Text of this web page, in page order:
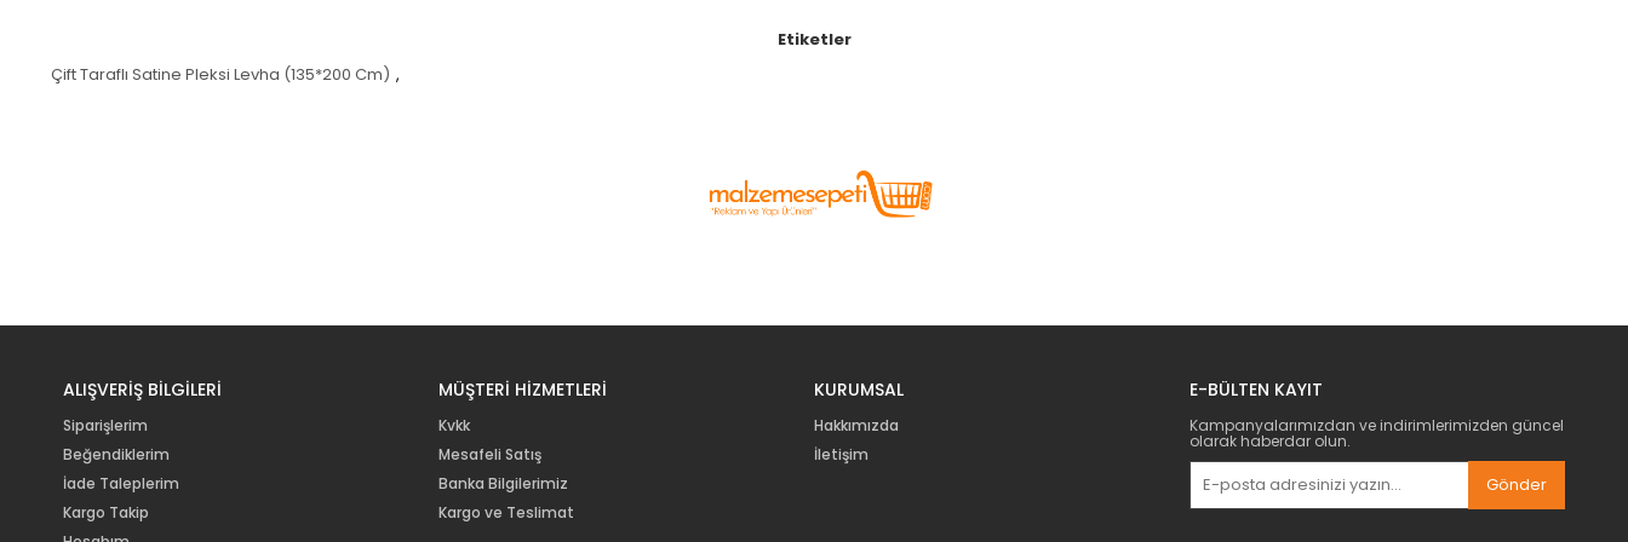
Etiketler
Çift Taraflı Satine Pleksi Levha (135*200 Cm) ,
ALIŞVERİŞ BİLGİLERİ
Siparişlerim
Beğendiklerim
İade Taleplerim
Kargo Takip
MÜŞTERİ HİZMETLERİ
Kvkk
Mesafeli Satış
Banka Bilgilerimiz
Kargo ve Teslimat
KURUMSAL
Hakkımızda
İletişim
E-BÜLTEN KAYIT
Kampanyalarımızdan ve indirimlerimizden güncel
olarak haberdar olun.
Gönder